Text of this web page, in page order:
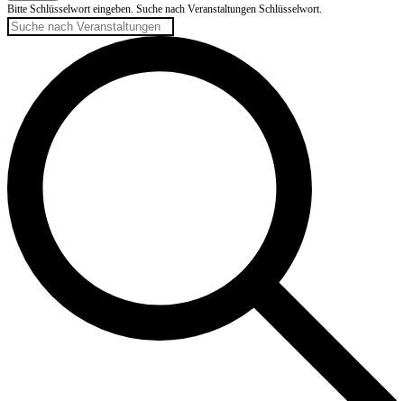
Bitte Schlüsselwort eingeben. Suche nach Veranstaltungen Schlüsselwort.